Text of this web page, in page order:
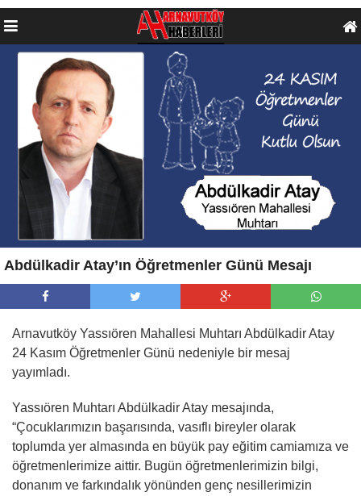
Abdülkadir Atay’ın Öğretmenler Günü Mesajı
Arnavutköy Yassıören Mahallesi Muhtarı Abdülkadir Atay
24 Kasım Öğretmenler Günü nedeniyle bir mesaj
yayımladı.
Yassıören Muhtarı Abdülkadir Atay mesajında,
“Çocuklarımızın başarısında, vasıflı bireyler olarak
toplumda yer almasında en büyük pay eğitim camiamıza ve
öğretmenlerimize aittir. Bugün öğretmenlerimizin bilgi,
donanım ve farkındalık yönünden genç nesillerimizin